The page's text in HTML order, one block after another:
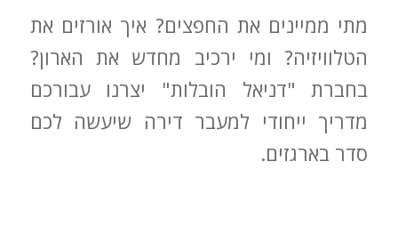
מתי ממיינים את החפצים? איך אורזים את
הטלוויזיה? ומי ירכיב מחדש את הארון?
בחברת "דניאל הובלות" יצרנו עבורכם
מדריך ייחודי למעבר דירה שיעשה לכם
סדר בארגזים.